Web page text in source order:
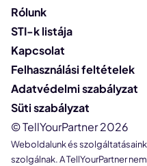
Rólunk
STI-k listája
Kapcsolat
Felhasználási feltételek
Adatvédelmi szabályzat
Süti szabályzat
© TellYourPartner 2026
Weboldalunk és
szolgálnak. A TellYourPartner